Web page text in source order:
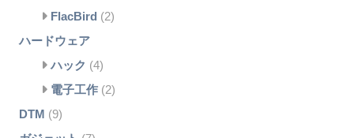
FlacBird (2)
ハードウェア
ハック (4)
電子工作(2)
DTM (9)